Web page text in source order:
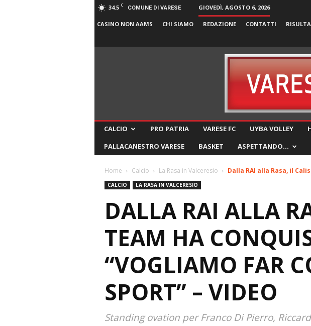
34.5 C COMUNE DI VARESE GIOVEDÌ, AGOSTO 6, 2026
CASINO NON AAMS CHI SIAMO REDAZIONE CONTATTI
CALCIO PRO PATRIA VARESE FC UYBA VOLLEY
PALLACANESTRO VARESE
BASKET ASPETTANDO…
Home Calcio La Rasa in Valceresio Dalla RAI alla Rasa, il
CALCIO LA RASA IN VALCERESIO
DALLA RAI ALLA
TEAM HA
“VOGLIAMO FAR
SPORT” – VIDEO
Standing ovation per Franco Di Pierro,